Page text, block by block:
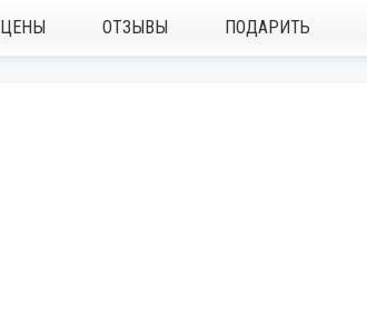
ЦЕНЫ ОТЗЫВЫ ПОДАРИТЬ